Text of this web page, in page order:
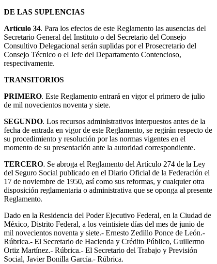
DE LAS SUPLENCIAS
Artículo 34. Para los efectos de este Reglamento las ausencias del
Secretario General del Instituto o del Secretario del Consejo
Consultivo Delegacional serán suplidas por el Prosecretario del
Consejo Técnico o el Jefe del Departamento Contencioso,
respectivamente.
TRANSITORIOS
PRIMERO. Este Reglamento entrará en vigor el primero de julio
de mil novecientos noventa y siete.
SEGUNDO. Los recursos administrativos interpuestos antes de la
fecha de entrada en vigor de este Reglamento, se regirán respecto de
su procedimiento y resolución por las normas vigentes en el
momento de su presentación ante la autoridad correspondiente.
TERCERO. Se abroga el Reglamento del Artículo 274 de la Ley
del Seguro Social publicado en el Diario Oficial de la Federación el
17 de noviembre de 1950, así como sus reformas, y cualquier otra
disposición reglamentaria o administrativa que se oponga al presente
Reglamento.
Dado en la Residencia del Poder Ejecutivo Federal, en la Ciudad de
México, Distrito Federal, a los veintisiete días del mes de junio de
mil novecientos noventa y siete.- Ernesto Zedillo Ponce de León.-
Rúbrica.- El Secretario de Hacienda y Crédito Público, Guillermo
Ortiz Martínez.- Rúbrica.- El Secretario del Trabajo y Previsión
Social, Javier Bonilla García.- Rúbrica.